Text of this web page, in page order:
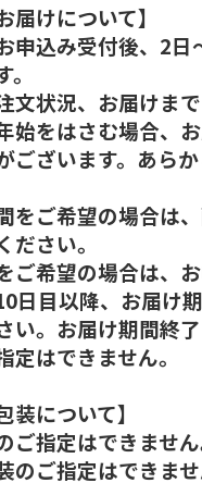
届けについて】
申込み受付後、2日
文状況、お届けま
始をはさむ場合、
ございます。あら
をご希望の場合は
ださい。
ご希望の場合は、
日目以降、お届け
い。お届け期間終
定はできません。
装について】
指定はできません
ご指定はできませ